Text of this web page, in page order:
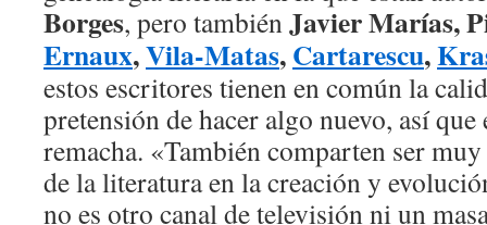
Borges, pero tambiénJavier Marías,
Ernaux,Vila-Matas,Cartarescu,
estos escritores tienen en común la
pretensión de hacer algo nuevo, así
remacha. «También comparten ser
de la literatura en la creación y
no es otro canal de televisión ni un